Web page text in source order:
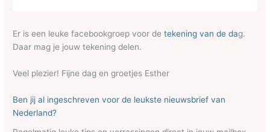
Er is een leuke facebookgroep voor detekening van de dag.
Daar mag je jouw tekening delen.
Veel plezier! Fijne dag en groetjes Esther
Ben jij al ingeschreven voor de leukste nieuwsbrief van
Nederland?